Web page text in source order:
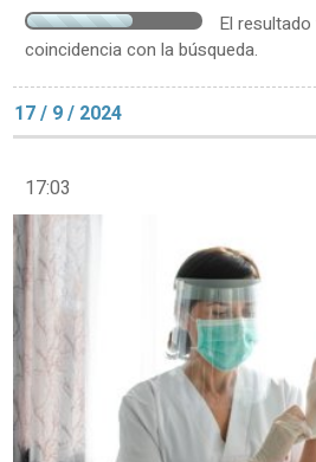
El resultado
coincidencia con la búsqueda.
17 / 9 / 2024
17:03